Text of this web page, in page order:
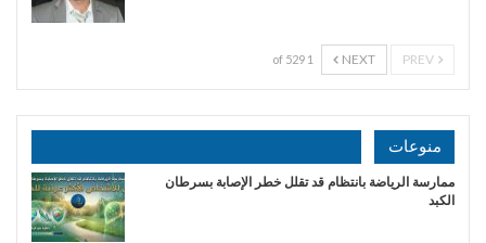
NEXT
1 of 529
منوعات
ممارسة الرياضة بانتظام قد تقلل خطر الإصابة بسرطان
الكبد